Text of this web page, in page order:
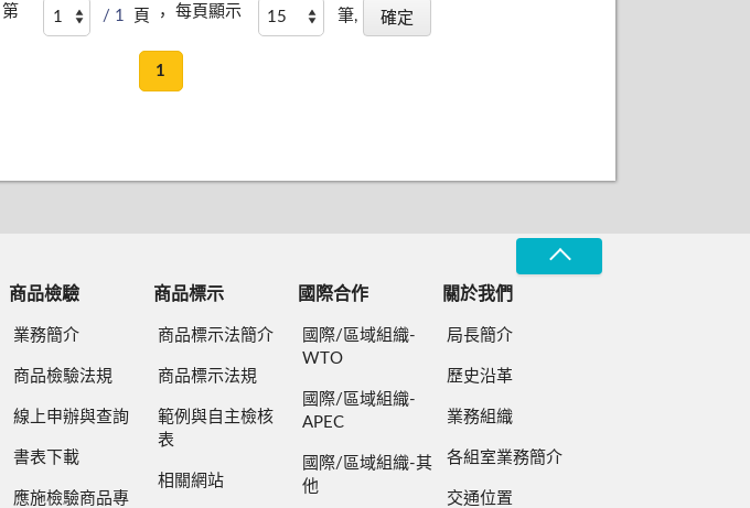
第 / 1 頁 ， 每頁顯示 筆,
1
商品檢驗
業務簡介
商品檢驗法規
線上申辦與查詢
書表下載
應施檢驗商品專
商品標示
商品標示法簡介
商品標示法規
範例與自主檢核
表
相關網站
國際合作
國際/區域組織-
WTO
國際/區域組織-
APEC
國際/區域組織-其
他
關於我們
局長簡介
歷史沿革
業務組織
各組室業務簡介
交通位置